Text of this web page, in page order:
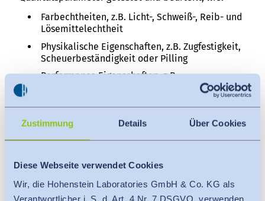
Zustimmung Details Über Cookies
Diese Webseite verwendet Cookies
Wir, die Hohenstein Laboratories GmbH & Co. KG als
Farbechtheiten, z.B. Licht-, Schweiß-, Reib- und
Lösemittelechtheit
Physikalische Eigenschaften, z.B. Zugfestigkeit,
Scheuerbeständigkeit oder Pilling
Performance Eigenschaften, z.B.
Wasserabweisung oder Luftdurchlässigkeit
optische Eigenschaften, z.B. Maßbeständigkeit,
Verdrehen der Nähte oder das Aussehen nach
der Pflegebehandlung
Arbeitsbekleidung bieten flexible
Erweiterungsmöglichkeiten nach Ihren Wünschen